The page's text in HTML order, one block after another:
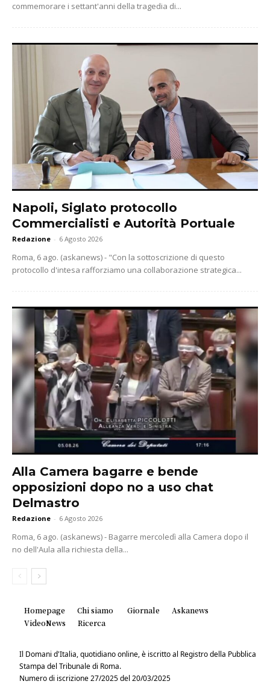
commemorare i settant'anni della tragedia di...
Napoli, Siglato protocollo
Commercialisti e Autorità Portuale
Redazione - 6 Agosto 2026
Roma, 6 ago. (askanews) - "Con la sottoscrizione di questo
protocollo d'intesa rafforziamo una collaborazione strategica...
Alla Camera bagarre e bende
opposizioni dopo no a uso chat
Delmastro
Redazione - 6 Agosto 2026
Roma, 6 ago. (askanews) - Bagarre mercoledì alla Camera dopo il
no dell'Aula alla richiesta della...
Homepage Chi siamo Giornale
Askanews
VideoNews
Ricerca
Il Domani d'Italia, quotidiano online, è iscritto al Registro della Pubblica
Stampa del Tribunale di Roma.
Numero di iscrizione 27/2025 del 20/03/2025